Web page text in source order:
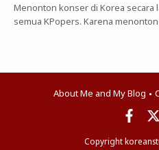
Menonton konser di Korea secara
semua KPopers. Karena
About Me and My Blog
Copyright